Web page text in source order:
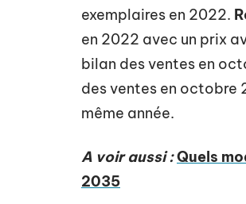
exemplaires en 2022.
en 2022 avec un prix
bilan des ventes en
des ventes en octobre
même année.
A voir aussi :Quels
2035